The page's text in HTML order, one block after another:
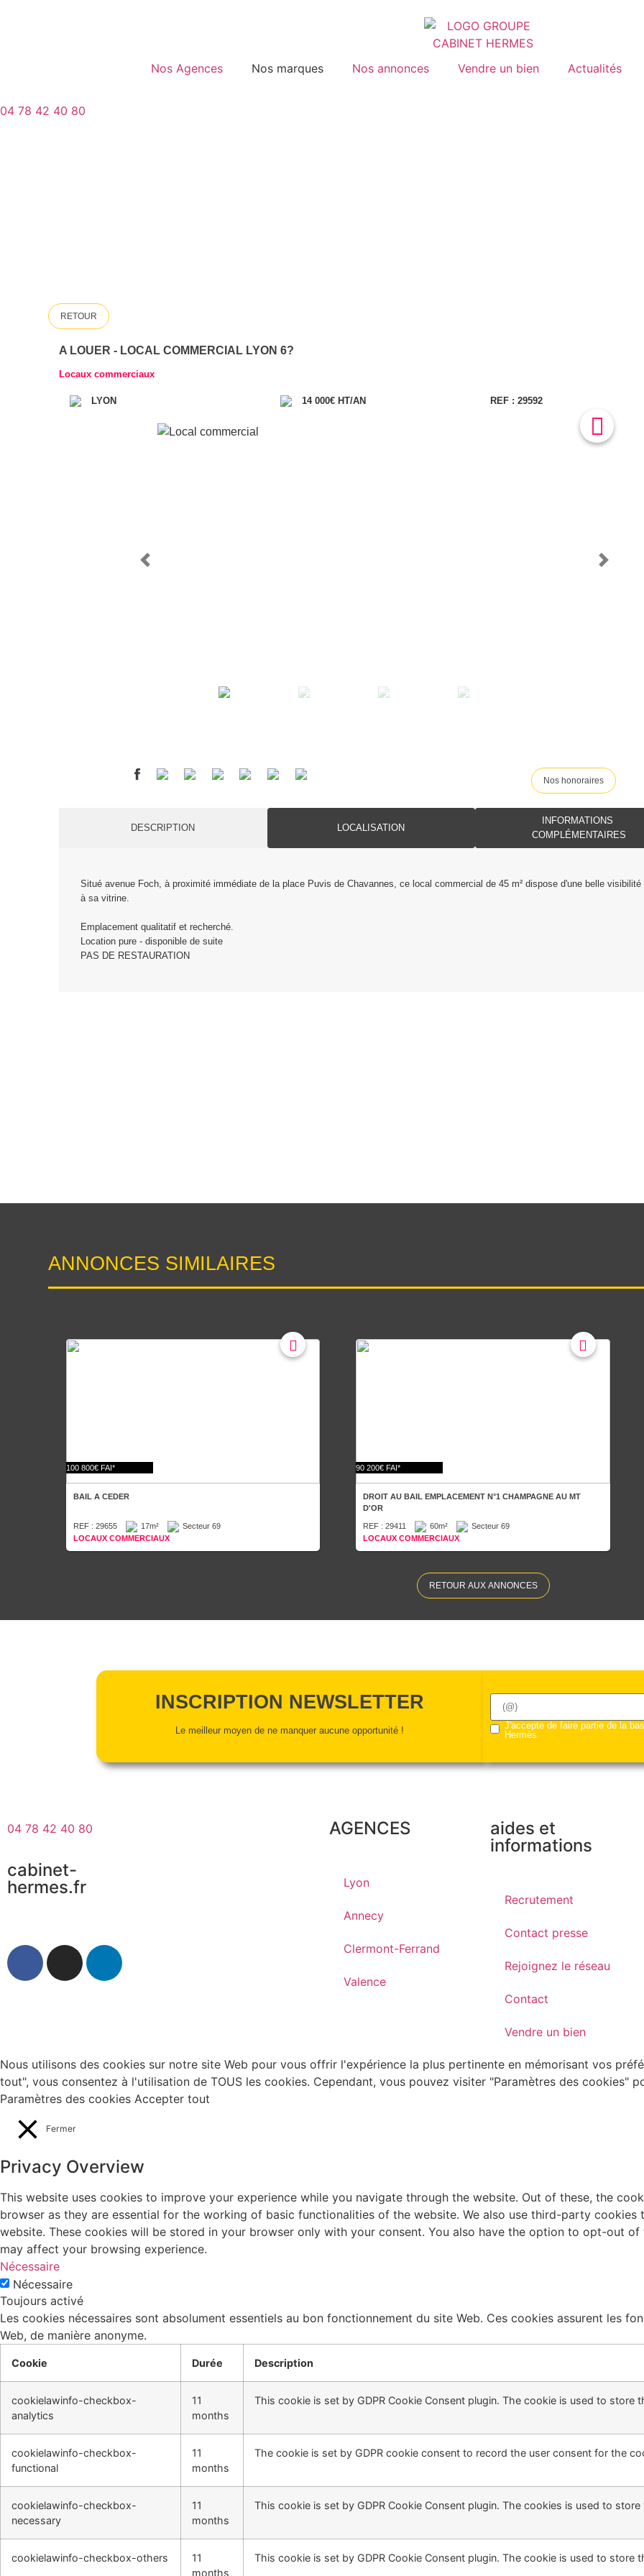
Nos Agences Nos marques Nos annonces Vendre un bien Actualités
04 78 42 40 80
RETOUR
A LOUER - LOCAL COMMERCIAL LYON 6?
Locaux commerciaux
LYON 14 000€ HT/AN REF : 29592
Nos honoraires
DESCRIPTION LOCALISATION
INFORMATIONS
COMPLÉMENTAIRES
Situé avenue Foch, à proximité immédiate de la place Puvis de Chavannes, ce local commercial de 45 m² dispose d'une belle visibilité
à sa vitrine.
Emplacement qualitatif et recherché.
Location pure - disponible de suite
PAS DE RESTAURATION
ANNONCES SIMILAIRES
100 800€ FAI*
BAIL A CEDER
REF : 29655 17m²
Secteur 69
LOCAUX COMMERCIAUX
90 200€ FAI*
DROIT AU BAIL EMPLACEMENT N°1 CHAMPAGNE AU MT
D'OR
REF : 29411 60m²
Secteur 69
LOCAUX COMMERCIAUX
RETOUR AUX ANNONCES
INSCRIPTION NEWSLETTER
Le meilleur moyen de ne manquer aucune opportunité !
J'accepte de faire partie de la
Hermès
04 78 42 40 80
cabinet-
hermes.fr
AGENCES
Lyon
Annecy
Clermont-Ferrand
Valence
aides et
informations
Recrutement
Contact presse
Rejoignez le réseau
Contact
Vendre un bien
Nous utilisons des cookies sur notre site Web pour vous offrir l'expérience la plus pertinente en mémorisant vos
tout", vous consentez à l'utilisation de TOUS les cookies. Cependant, vous pouvez visiter "Paramètres des cookies"
Paramètres des cookies Accepter tout
Fermer
Privacy Overview
This website uses cookies to improve your experience while you navigate through the website. Out of these, the
browser as they are essential for the working of basic functionalities of the website. We also use third-party cookies
website. These cookies will be stored in your browser only with your consent. You also have the option to opt-out
may affect your browsing experience.
Nécessaire
Nécessaire
Toujours activé
Les cookies nécessaires sont absolument essentiels au bon fonctionnement du site Web. Ces cookies assurent les
Web, de manière anonyme.
Cookie Durée Description
cookielawinfo-checkbox-
analytics
11
months
This cookie is set by GDPR Cookie Consent plugin. The cookie is used to
cookielawinfo-checkbox-
functional
11
months
The cookie is set by GDPR cookie consent to record the user consent for the
cookielawinfo-checkbox-
necessary
11
months
This cookie is set by GDPR Cookie Consent plugin. The cookies is used to
cookielawinfo-checkbox-others
11
months
This cookie is set by GDPR Cookie Consent plugin. The cookie is used to